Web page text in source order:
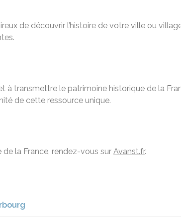
de découvrir l’histoire de votre ville ou
transmettre le patrimoine historique de la
de cette ressource unique.
de la France, rendez-vous sur Avanst.fr.